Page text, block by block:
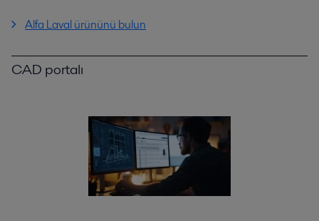
Alfa Laval ürününü bulun
CAD portalı